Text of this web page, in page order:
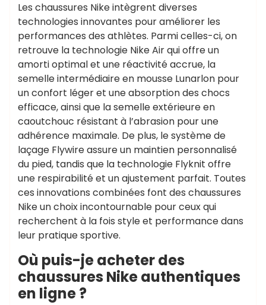
Les chaussures Nike intègrent diverses
technologies innovantes pour améliorer les
performances des athlètes. Parmi celles-ci, on
retrouve la technologie Nike Air qui offre un
amorti optimal et une réactivité accrue, la
semelle intermédiaire en mousse Lunarlon pour
un confort léger et une absorption des chocs
efficace, ainsi que la semelle extérieure en
caoutchouc résistant à l’abrasion pour une
adhérence maximale. De plus, le système de
laçage Flywire assure un maintien personnalisé
du pied, tandis que la technologie Flyknit offre
une respirabilité et un ajustement parfait. Toutes
ces innovations combinées font des chaussures
Nike un choix incontournable pour ceux qui
recherchent à la fois style et performance dans
leur pratique sportive.
Où puis-je acheter des
chaussures Nike authentiques
en ligne ?